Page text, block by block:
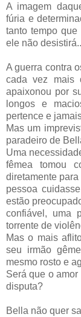
A imagem
fúria e
tanto tempo que
ele não
A guerra contra
cada vez mais
apaixonou por
longos e
pertence e
Mas um
paradeiro de
Uma
fêmea tomou
diretamente
pessoa
estão
confiável, uma
torrente de
Mas o mais
seu irmão
mesmo rosto e
Será que o amor
disputa?
Bella não quer